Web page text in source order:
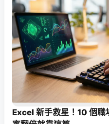
Excel 新手救星！10 個職